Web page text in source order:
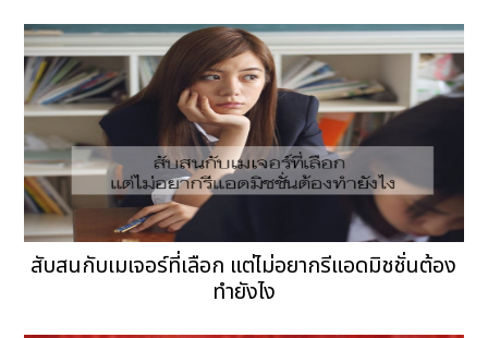
สับสนกับเมเจอร์ที่เลือก แต่ไม่อยากรีแอดมิชชั่นต้อง
ทำยังไง